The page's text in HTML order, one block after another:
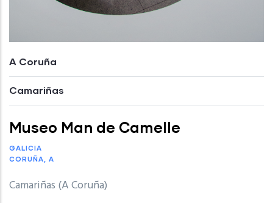
A Coruña
Camariñas
Museo Man de Camelle
GALICIA
CORUÑA, A
Camariñas (A Coruña)